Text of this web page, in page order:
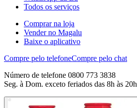
Todos os serviços
Comprar na loja
Vender no Magalu
Baixe o aplicativo
Compre pelo telefoneCompre pelo chat
Número de telefone 0800 773 3838
Seg. à Dom. exceto feriados das 8h às 20h